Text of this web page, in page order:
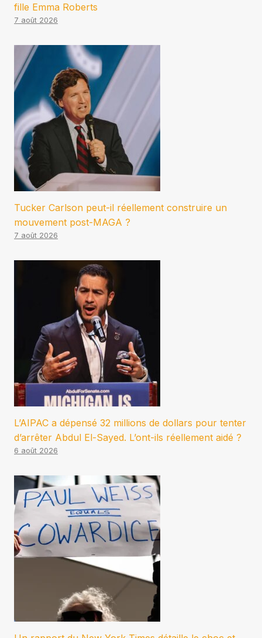
fille Emma Roberts
7 août 2026
Tucker Carlson peut-il réellement construire un
mouvement post-MAGA ?
7 août 2026
L’AIPAC a dépensé 32 millions de dollars pour tenter
d’arrêter Abdul El-Sayed. L’ont-ils réellement aidé ?
6 août 2026